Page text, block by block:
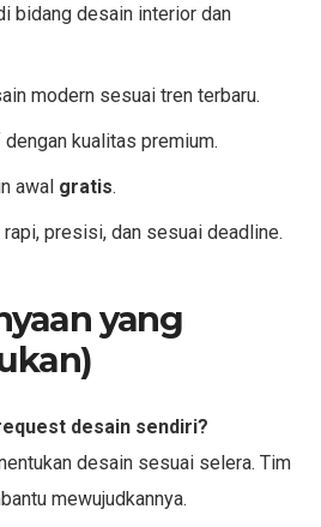
bidang desain interior dan
modern sesuai tren terbaru.
kualitas premium.
awal gratis.
presisi, dan sesuai deadline.
yang
desain sendiri?
desain sesuai selera. Tim
mewujudkannya.